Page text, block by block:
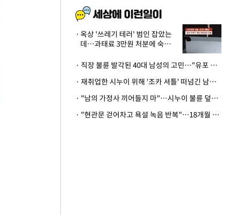
옥상 '쓰레기 테러' 범인 잡았는
데…과태료 3만원 처분에 숙박업
· 직장 불륜 발각된 40대 남성의 고민…"유포 동료 명예훼손·협박죄 고소 가능할까"
· 재취업한 시누이 위해 '조카 셔틀' 떠넘긴 남편…아내 "난 못한다"
· "남의 가정사 끼어들지 마"…시누이 불륜 덮으려는 남편에 억울한 아내
· "현관문 걷어차고 욕설 녹음 반복"…18개월 아기 키우는 집 뒤흔든 '앞집의 비극'